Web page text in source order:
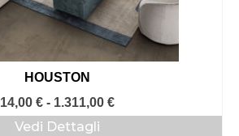
HOUSTON
14,00 € - 1.311,00 €Fascia
di
Vedi Dettagli